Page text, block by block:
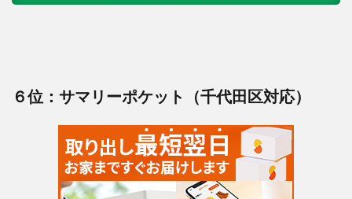
６位：サマリーポケット（千代田区対応）